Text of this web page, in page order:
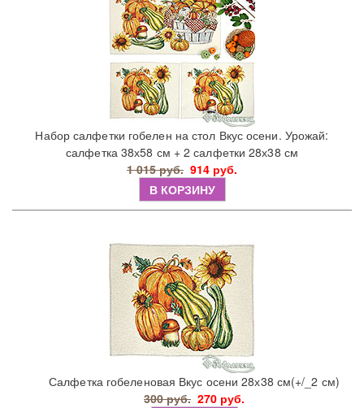
Набор салфетки гобелен на стол Вкус осени. Урожай:
салфетка 38х58 см + 2 салфетки 28х38 см
1 015 руб. 914 руб.
В КОРЗИНУ
Салфетка гобеленовая Вкус осени 28х38 см(+/_2 см)
300 руб. 270 руб.